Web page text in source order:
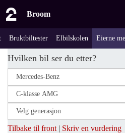
Broom
Bruktbiltester Elbilskolen Eierne
Hvilken bil ser du etter?
Tilbake til front | Skriv en vurdering